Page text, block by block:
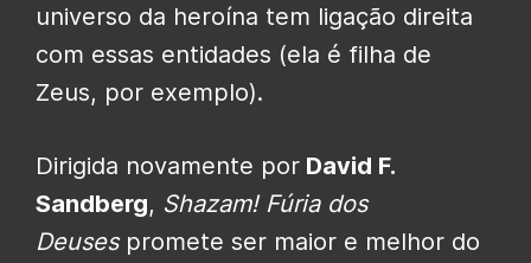
universo da heroína tem ligação direita
com essas entidades (ela é filha de
Zeus, por exemplo).
Dirigida novamente por David F.
Sandberg, Shazam! Fúria dos
Deuses promete ser maior e melhor do